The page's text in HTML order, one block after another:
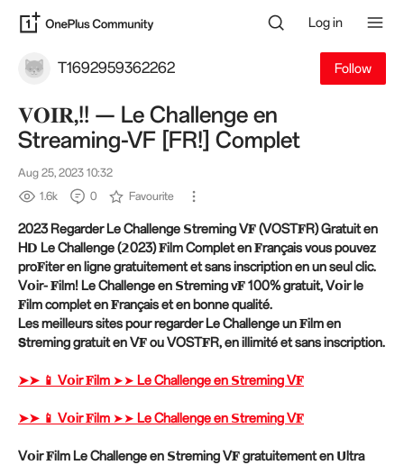
Log in
T1692959362262 Follow
𝐕𝐎𝐈𝐑,!! — Le Challenge en
Streaming-VF [FR!] Complet
Aug 25, 2023 10:32
1.6k
0 Favourite
2023 Regarder Le Challenge 𝗦treming V𝐅 (VOST𝐅R) Gratuit en
H𝗗 Le Challenge (𝟮023) 𝐅ilm Complet en 𝐅rançais vous pouvez
pro𝐅iter en ligne gratuitement et sans inscription en un seul clic.
V𝗼ir- 𝐅ilm! Le Challenge en 𝗦treming v𝐅 100% gratuit, V𝗼ir le
𝐅ilm complet en 𝐅rançais et en bonne qualité.
Les meilleurs sites pour regarder Le Challenge un 𝐅ilm en
𝗦treming gratuit en V𝐅 ou VOST𝐅R, en illimité et sans inscription.
➤➤ 📱 V𝗼ir 𝐅ilm ➤➤ Le Challenge en 𝗦treming V𝐅
➤➤ 📱 V𝗼ir 𝐅ilm ➤➤ Le Challenge en 𝗦treming V𝐅
V𝗼ir 𝐅ilm Le Challenge en 𝗦treming V𝐅 gratuitement en 𝗨ltra